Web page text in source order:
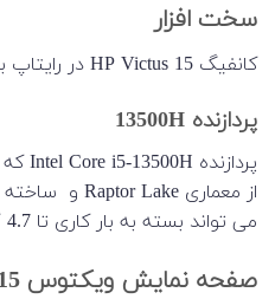
سخت افزار
کانفیگ HP Victus 15 در رایتاپ با Intel Core i5-13500H و Nvidia GeForce RTX 4050 6 گیگابایت حافظه اختصاصی ارائه شد.
پردازنده 13500H
می تواند بسته به بار کاری تا 4.7 گیگاهرتز برسد.
صفحه نمایش ویکتوس 15